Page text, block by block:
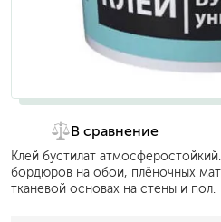
В сравнение
Клей бустилат
бордюров на обои, плёночных
тканевой основах на стены и пол.